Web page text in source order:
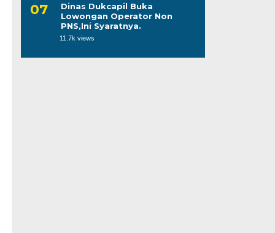
Dinas Dukcapil Buka
Lowongan Operator Non
PNS,Ini Syaratnya.
11.7k views